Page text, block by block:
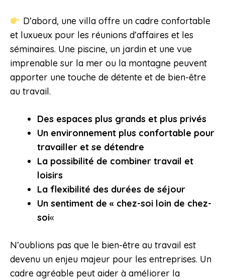
D’abord, une villa offre un cadre confortable
et luxueux pour les réunions d’affaires et les
séminaires. Une piscine, un jardin et une vue
imprenable sur la mer ou la montagne peuvent
apporter une touche de détente et de bien-être
au travail.
Des espaces plus grands et plus privés
Un environnement plus confortable pour
travailler et se détendre
La possibilité de combiner travail et
loisirs
La flexibilité des durées de séjour
Un sentiment de « chez-soi loin de chez-
soi«
N’oublions pas que le bien-être au travail est
devenu un enjeu majeur pour les entreprises. Un
cadre agréable peut aider à améliorer la